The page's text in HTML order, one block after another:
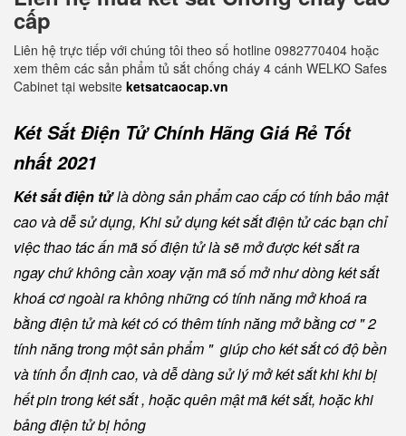
cấp
Liên hệ trực tiếp với chúng tôi theo số hotline 0982770404 hoặc
xem thêm các sản phẩm tủ sắt chống cháy 4 cánh WELKO Safes
Cabinet tại website ketsatcaocap.vn
Két Sắt Điện Tử Chính Hãng Giá Rẻ Tốt
nhất 2021
Két sắt điện tửlà dòng sản phẩm cao cấp có tính bảo mật
cao và dễ sử dụng, Khi sử dụng két sắt điện tử các bạn chỉ
việc thao tác ấn mã số điện tử là sẽ mở được két sắt ra
ngay chứ không cần xoay vặn mã số mở như dòng két sắt
khoá cơ ngoài ra không những có tính năng mở khoá ra
bằng điện tử mà két có có thêm tính năng mở bằng cơ " 2
tính năng trong một sản phẩm " giúp cho két sắt có độ bền
và tính ổn định cao, và dễ dàng sử lý mở két sắt khi khi bị
hết pin trong két sắt , hoặc quên mật mã két sắt, hoặc khi
bảng điện tử bị hỏng